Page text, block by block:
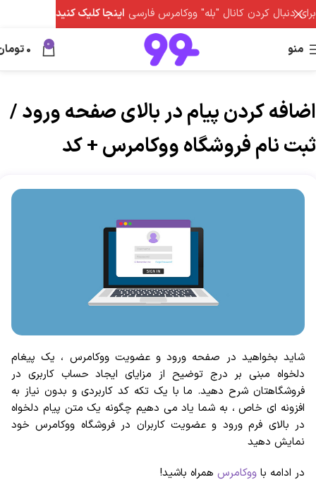
منو 0
0
اضافه کردن پیام در بالای صفحه ورود /
ثبت نام فروشگاه ووکامرس + کد
شاید بخواهید در صفحه ورود و عضویت ووکامرس ، یک پیغام
دلخواه مبنی بر درج توضیح از مزایای ایجاد حساب کاربری در
فروشگاهتان شرح دهید. ما با یک تکه کد کاربردی و بدون نیاز به
افزونه ای خاص ، به شما یاد می دهیم چگونه یک متن پیام دلخواه
در بالای فرم ورود و عضویت کاربران در فروشگاه ووکامرس خود
نمایش دهید
در ادامه با ووکامرس همراه باشید!
برای دنبال کردن کانال "بله" ووکامرس فارسی اینجا کلیک کنید